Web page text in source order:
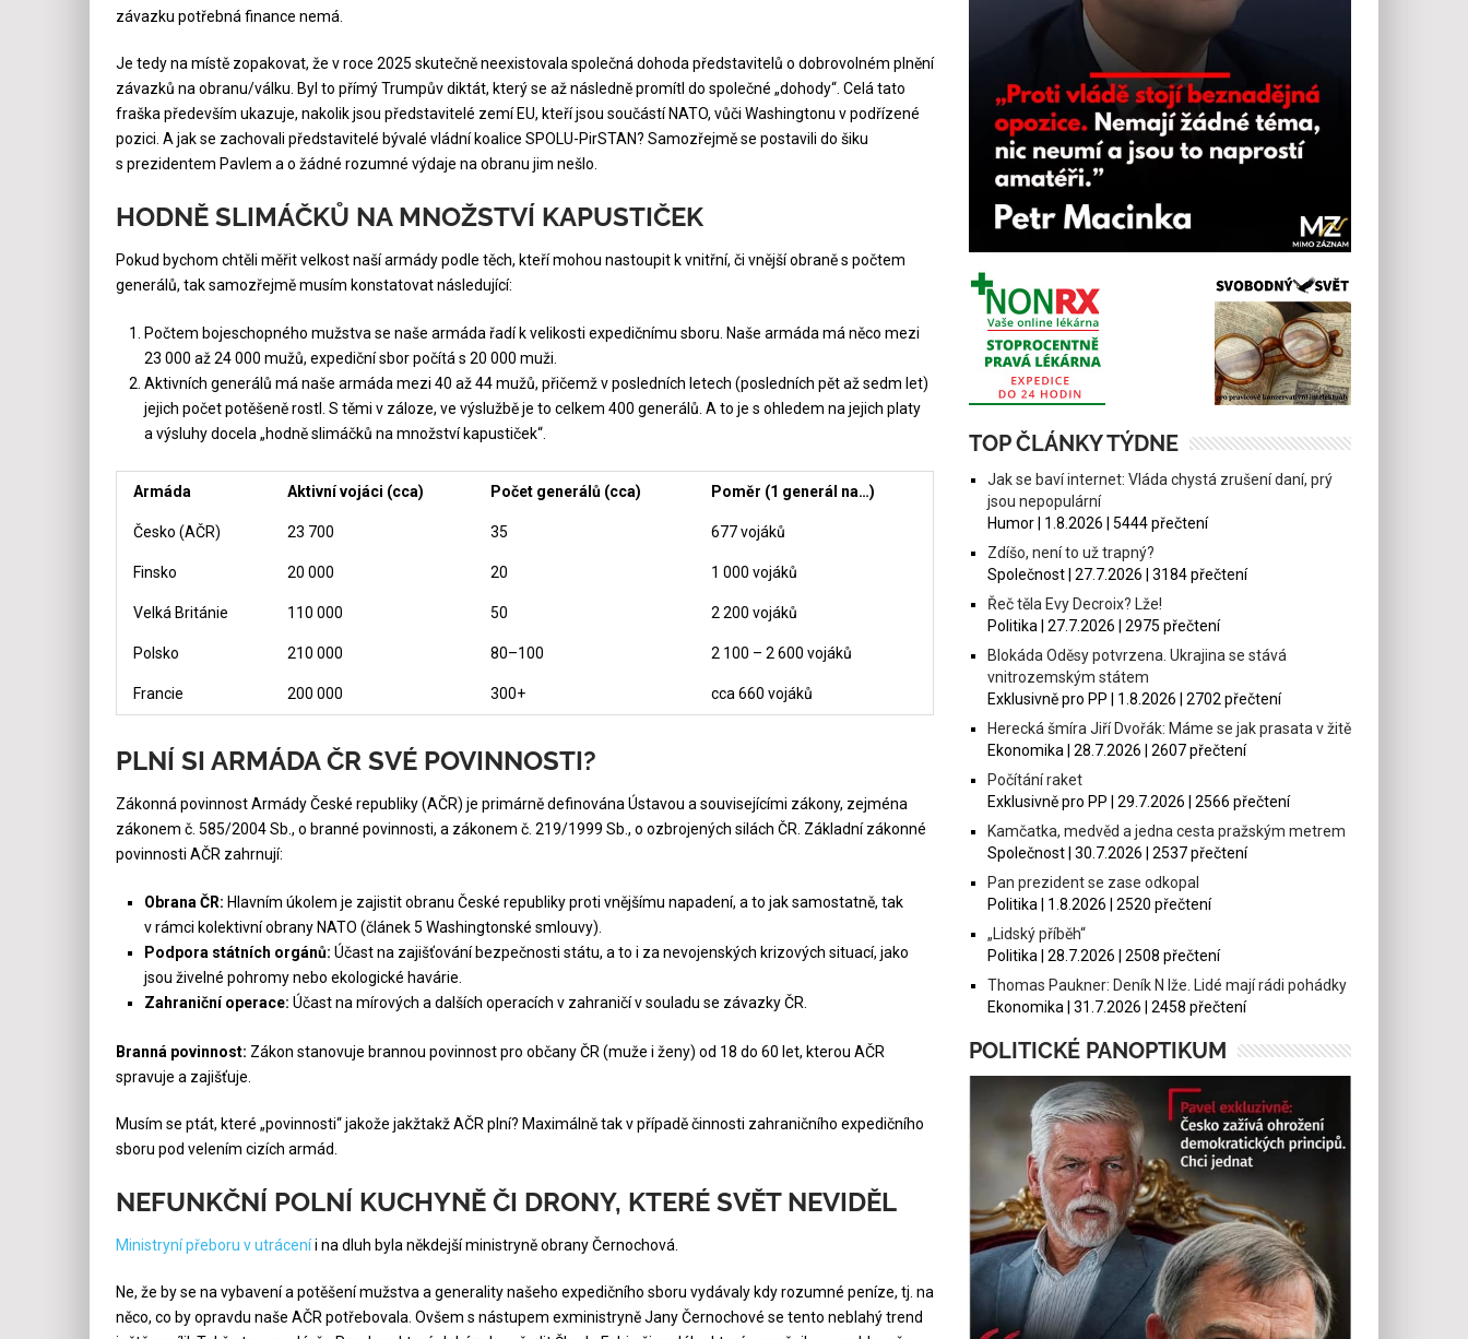
závazku potřebná finance nemá.
Je tedy na místě zopakovat, že v roce 2025 skutečně neexistovala společná dohoda představitelů o dobrovolném plnění
závazků na obranu/válku. Byl to přímý Trumpův diktát, který se až následně promítl do společné „dohody“. Celá tato
fraška především ukazuje, nakolik jsou představitelé zemí EU, kteří jsou součástí NATO, vůči Washingtonu v podřízené
pozici. A jak se zachovali představitelé bývalé vládní koalice SPOLU-PirSTAN? Samozřejmě se postavili do šiku
s prezidentem Pavlem a o žádné rozumné výdaje na obranu jim nešlo.
HODNĚ SLIMÁČKŮ NA MNOŽSTVÍ KAPUSTIČEK
Pokud bychom chtěli měřit velkost naší armády podle těch, kteří mohou nastoupit k vnitřní, či vnější obraně s počtem
generálů, tak samozřejmě musím konstatovat následující:
Počtem bojeschopného mužstva se naše armáda řadí k velikosti expedičnímu sboru. Naše armáda má něco mezi
23 000 až 24 000 mužů, expediční sbor počítá s 20 000 muži.
Aktivních generálů má naše armáda mezi 40 až 44 mužů, přičemž v posledních letech (posledních pět až sedm let)
jejich počet potěšeně rostl. S těmi v záloze, ve výslužbě je to celkem 400 generálů. A to je s ohledem na jejich platy
a výsluhy docela „hodně slimáčků na množství kapustiček“.
Armáda Aktivní vojáci (cca) Počet generálů (cca) Poměr (1 generál na…)
Česko (AČR) 23 700 35 677 vojáků
Finsko 20 000 20 1 000 vojáků
Velká Británie 110 000 50 2 200 vojáků
Polsko 210 000 80–100 2 100 – 2 600 vojáků
Francie 200 000 300+ cca 660 vojáků
PLNÍ SI ARMÁDA ČR SVÉ POVINNOSTI?
Zákonná povinnost Armády České republiky (AČR) je primárně definována Ústavou a souvisejícími zákony, zejména
zákonem č. 585/2004 Sb., o branné povinnosti, a zákonem č. 219/1999 Sb., o ozbrojených silách ČR. Základní zákonné
povinnosti AČR zahrnují:
Obrana ČR: Hlavním úkolem je zajistit obranu České republiky proti vnějšímu napadení, a to jak samostatně, tak
v rámci kolektivní obrany NATO (článek 5 Washingtonské smlouvy).
Podpora státních orgánů: Účast na zajišťování bezpečnosti státu, a to i za nevojenských krizových situací, jako
jsou živelné pohromy nebo ekologické havárie.
Zahraniční operace: Účast na mírových a dalších operacích v zahraničí v souladu se závazky ČR.
Branná povinnost: Zákon stanovuje brannou povinnost pro občany ČR (muže i ženy) od 18 do 60 let, kterou AČR
spravuje a zajišťuje.
Musím se ptát, které „povinnosti“ jakože jakžtakž AČR plní? Maximálně tak v případě činnosti zahraničního expedičního
sboru pod velením cizích armád.
NEFUNKČNÍ POLNÍ KUCHYNĚ ČI DRONY, KTERÉ SVĚT NEVIDĚL
Ministryní přeboru v utráceníi na dluh byla někdejší ministryně obrany Černochová.
Ne, že by se na vybavení a potěšení mužstva a generality našeho expedičního sboru vydávaly kdy rozumné peníze, tj. na
něco, co by opravdu naše AČR potřebovala. Ovšem s nástupem exministryně Jany Černochové se tento neblahý trend
TOP ČLÁNKY TÝDNE
Jak se baví internet: Vláda chystá zrušení daní, prý
jsou nepopulární
Humor | 1.8.2026 | 5444 přečtení
Zdíšo, není to už trapný?
Společnost | 27.7.2026 | 3184 přečtení
Řeč těla Evy Decroix? Lže!
Politika | 27.7.2026 | 2975 přečtení
Blokáda Oděsy potvrzena. Ukrajina se stává
vnitrozemským státem
Exklusivně pro PP | 1.8.2026 | 2702 přečtení
Herecká šmíra Jiří Dvořák: Máme se jak prasata v žitě
Ekonomika | 28.7.2026 | 2607 přečtení
Počítání raket
Exklusivně pro PP | 29.7.2026 | 2566 přečtení
Kamčatka, medvěd a jedna cesta pražským metrem
Společnost | 30.7.2026 | 2537 přečtení
Pan prezident se zase odkopal
Politika | 1.8.2026 | 2520 přečtení
„Lidský příběh“
Politika | 28.7.2026 | 2508 přečtení
Thomas Paukner: Deník N lže. Lidé mají rádi pohádky
Ekonomika | 31.7.2026 | 2458 přečtení
POLITICKÉ PANOPTIKUM